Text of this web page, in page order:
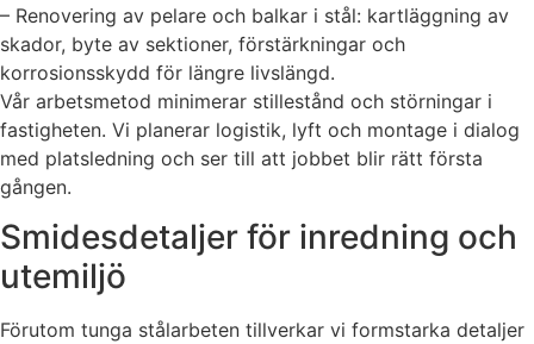
– Renovering av pelare och balkar i stål: kartläggning av
skador, byte av sektioner, förstärkningar och
korrosionsskydd för längre livslängd.
Vår arbetsmetod minimerar stillestånd och störningar i
fastigheten. Vi planerar logistik, lyft och montage i dialog
med platsledning och ser till att jobbet blir rätt första
gången.
Smidesdetaljer för inredning och
utemiljö
Förutom tunga stålarbeten tillverkar vi formstarka detaljer